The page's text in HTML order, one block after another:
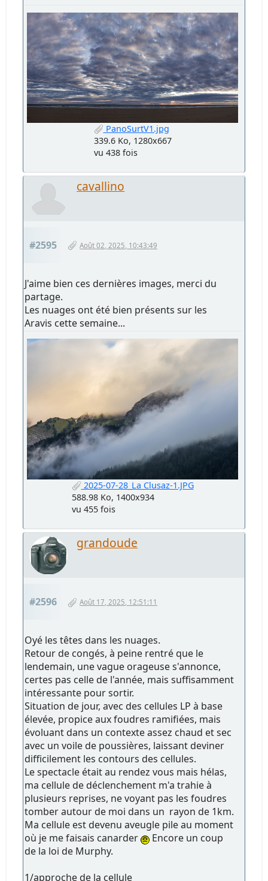
PanoSurtV1.jpg
339.6 Ko, 1280x667
vu 438 fois
cavallino
#2595 Août 02, 2025, 10:43:49
J'aime bien ces dernières images, merci du
partage.
Les nuages ont été bien présents sur les
Aravis cette semaine...
2025-07-28_La Clusaz-1.JPG
588.98 Ko, 1400x934
vu 455 fois
grandoude
#2596 Août 17, 2025, 12:51:11
Oyé les têtes dans les nuages.
Retour de congés, à peine rentré que le
lendemain, une vague orageuse s'annonce,
certes pas celle de l'année, mais suffisamment
intéressante pour sortir.
Situation de jour, avec des cellules LP à base
élevée, propice aux foudres ramifiées, mais
évoluant dans un contexte assez chaud et sec
avec un voile de poussières, laissant deviner
difficilement les contours des cellules.
Le spectacle était au rendez vous mais hélas,
ma cellule de déclenchement m'a trahie à
plusieurs reprises, ne voyant pas les foudres
tomber autour de moi dans un rayon de 1km.
Ma cellule est devenu aveugle pile au moment
où je me faisais canarder
Encore un coup
de la loi de Murphy.
1/approche de la cellule